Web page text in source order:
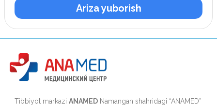
Ariza yuborish
Tibbiyot markazi ANAMED Namangan shahridagi “ANAMED”